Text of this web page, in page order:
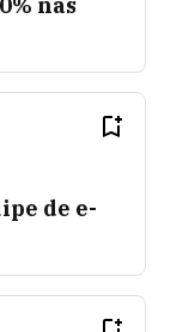
de e-